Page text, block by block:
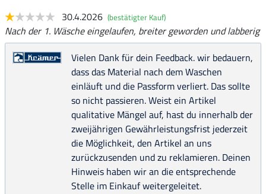
30.4.2026 (bestätigter Kauf)
Nach der 1. Wäsche eingelaufen, breiter geworden und labberig
Vielen Dank für dein Feedback. wir bedauern,
dass das Material nach dem Waschen
einläuft und die Passform verliert. Das sollte
so nicht passieren. Weist ein Artikel
qualitative Mängel auf, hast du innerhalb der
zweijährigen Gewährleistungsfrist jederzeit
die Möglichkeit, den Artikel an uns
zurückzusenden und zu reklamieren. Deinen
Hinweis haben wir an die entsprechende
Stelle im Einkauf weitergeleitet.